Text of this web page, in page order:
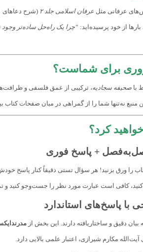
عرفانی مثل عرفان اسلامی جلد ۲
از خود پرسیده‌اید:“چرا یک راه‌حل ساده‌تر وجود
برای شماست؟
باصحیفه سجادیه، ترکیبی از عمق فلسفی و
نه‌تنها شما را از گمراهی در میان صفحات
کرد؟
را ورق بزنید! هر سؤال تستی دقیقاً کنار پاسخ
کافی است عبارت مورد نظر را جست‌وجو کنید و
دقیق و ساختاریافته دارند. این بخش از
آیت‌الله مکارم شیرازی، اعتبار علمی بالایی دارد.